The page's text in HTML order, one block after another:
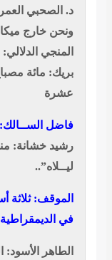
د. الصحبي
ونحن خارج
المنجي
بريك: مائة
عشرة
فاضل
رشيد خشانة:
ليــلاه”..
الموقف: ثلاثة
في
الطاهر